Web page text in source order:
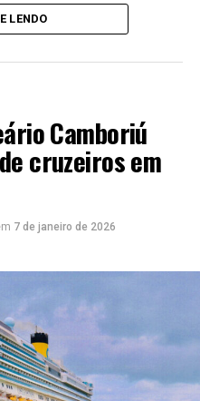
LENDO
Camboriú
cruzeiros em
7 de janeiro de 2026